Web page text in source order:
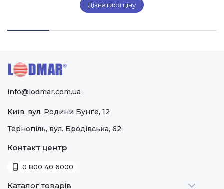
Дізнатися ціну
info@lodmar.com.ua
Київ, вул. Родини Бунґе, 12
Тернопіль, вул. Бродівська, 62
Контакт центр
0 800 40 6000
Каталог товарів